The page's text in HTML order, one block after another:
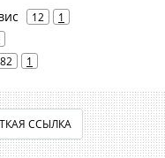
12 1
1
ССЫЛКА